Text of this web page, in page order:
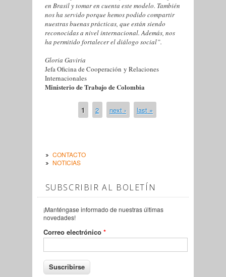
en Brasil y tomar en cuenta este modelo. También
nos ha servido porque hemos podido compartir
nuestras buenas prácticas, que están siendo
reconocidas a nivel internacional. Además, nos
ha permitido fortalecer el diálogo social”.
Gloria Gaviria
Jefa Oficina de Cooperación y Relaciones
Internacionales
Ministerio de Trabajo de Colombia
PÁGINAS
1 2 next › last »
CONTACTO
NOTICIAS
SUBSCRIBIR AL BOLETÍN
¡Manténgase informado de nuestras últimas
novedades!
Correo electrónico *